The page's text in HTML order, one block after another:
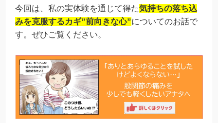
今回は、私の実体験を通じて得た気持ちの落ち込
みを克服するカギ”前向きな心”についてのお話で
す。ぜひご覧ください。